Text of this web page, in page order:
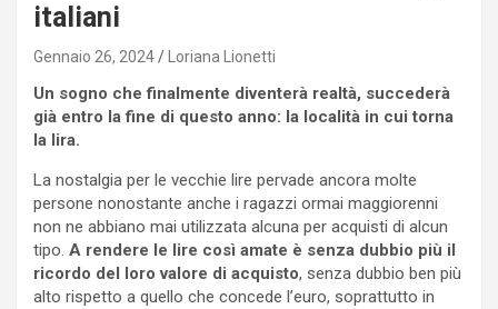
italiani
Gennaio 26, 2024 Loriana Lionetti
Un sogno che finalmente diventerà realtà, succederà
già entro la fine di questo anno: la località in cui torna
la lira.
La nostalgia per le vecchie lire pervade ancora molte
persone nonostante anche i ragazzi ormai maggiorenni
non ne abbiano mai utilizzata alcuna per acquisti di alcun
tipo. A rendere le lire così amate è senza dubbio più il
ricordo del loro valore di acquisto, senza dubbio ben più
alto rispetto a quello che concede l’euro, soprattutto in